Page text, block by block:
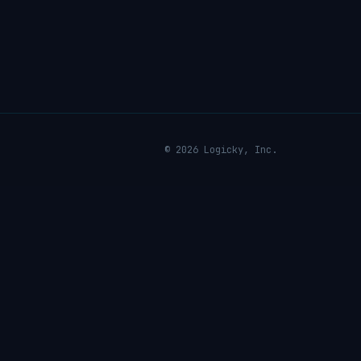
© 2026 Logicky, Inc.